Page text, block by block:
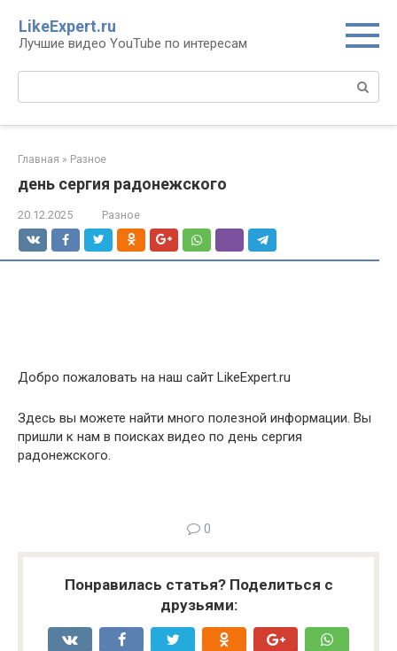
контенту
LikeExpert.ru
Лучшие видео YouTube по интересам
Главная » Разное
день сергия радонежского
20.12.2025 Разное
Добро пожаловать на наш сайт LikeExpert.ru
Здесь вы можете найти много полезной информации. Вы
пришли к нам в поисках видео по день сергия
радонежского.
0
Понравилась статья? Поделиться с
друзьями: